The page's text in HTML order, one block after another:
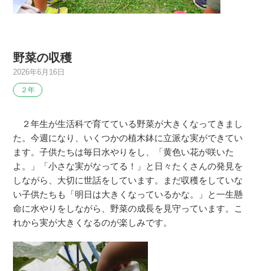
野菜の収穫
2026年6月16日
２年
２年生が生活科で育てている野菜が大きくなってきまし
た。今週になり、いくつかの植木鉢に立派な実ができてい
ます。子供たちは毎日水やりをし、「黄色い花が咲いた
よ。」「小さな実がなってる！」と日々たくさんの発見を
しながら、大切に世話をしています。まだ収穫をしていな
い子供たちも「明日は大きくなっているかな。」と一生懸
命に水やりをしながら、野菜の成長を見守っています。こ
れから実が大きくなるのが楽しみです。